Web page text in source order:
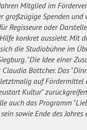
Mitglied im
großzügige Spenden und
Regisseure oder
konkret aussieht. Mit
die Studiobühne im
"Die Idee einer
Böttcher. Das
auf Fördermittel
Kultur"
auch das Programm
sowie Ende des